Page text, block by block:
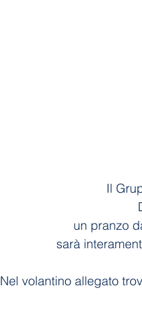
Il
un pranzo
sarà
Nel volantino allegato